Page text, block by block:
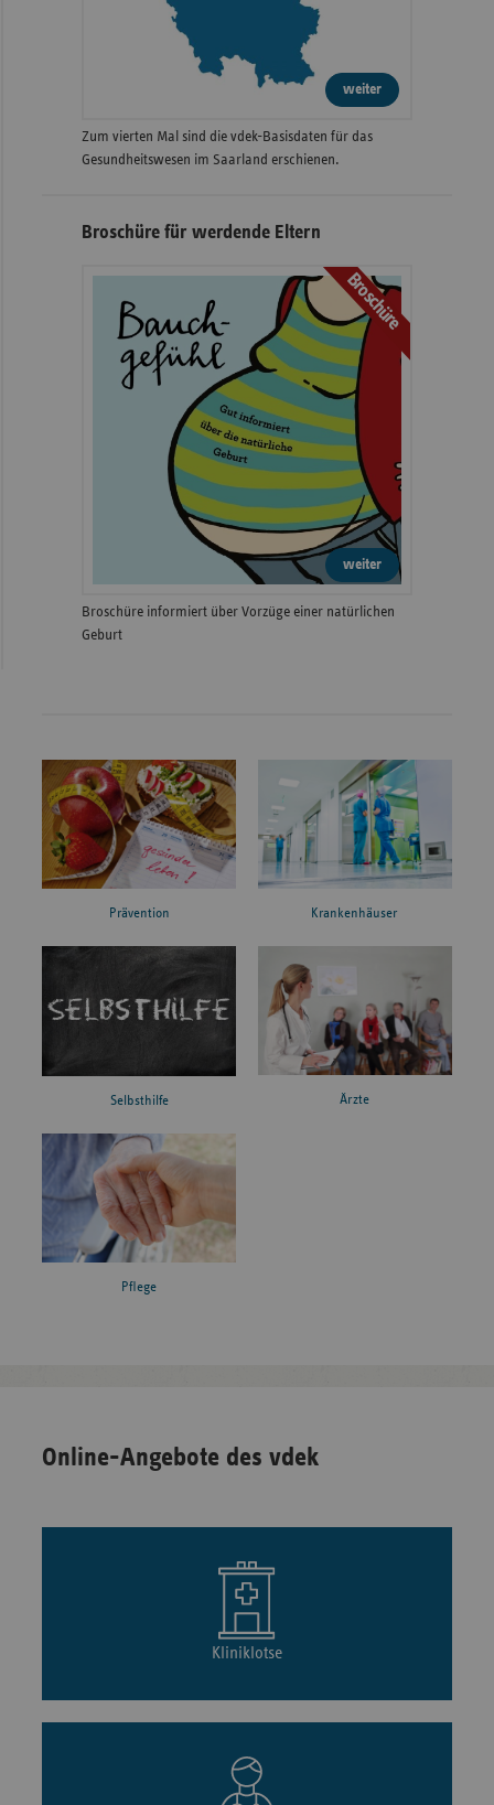
weiter
Zum vierten Mal sind die vdek-Basisdaten für das
Gesundheitswesen im Saarland erschienen.
Broschüre für werdende Eltern
Broschüre
weiter
Broschüre informiert über Vorzüge einer natürlichen
Geburt
Prävention Krankenhäuser
Selbsthilfe Ärzte
Pflege
Online-Angebote des vdek
Kliniklotse